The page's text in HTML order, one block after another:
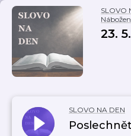
SLOVO
23.
SLOVO NA DEN